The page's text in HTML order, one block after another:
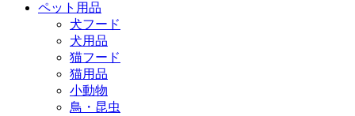
ペット用品
犬フード
犬用品
猫フード
猫用品
小動物
鳥・昆虫